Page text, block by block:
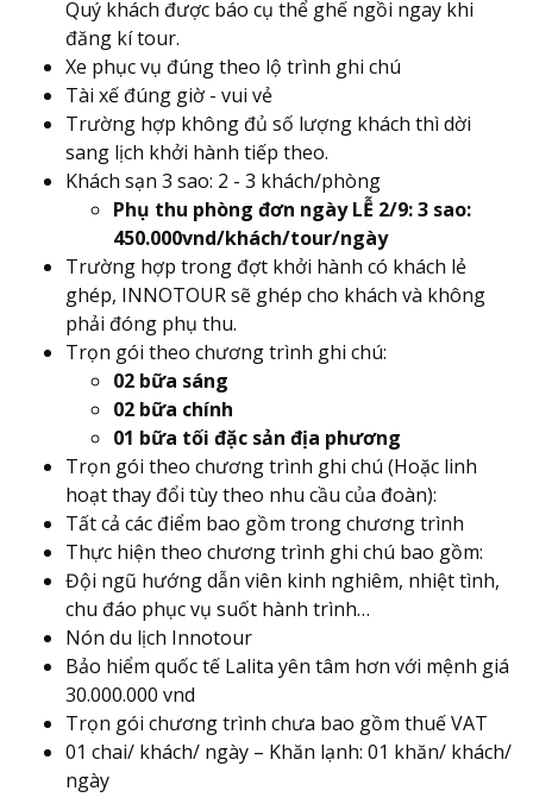
Quý khách được báo cụ thể ghế ngồi ngay khi
đăng kí tour.
Xe phục vụ đúng theo lộ trình ghi chú
Tài xế đúng giờ - vui vẻ
Trường hợp không đủ số lượng khách thì dời
sang lịch khởi hành tiếp theo.
Khách sạn 3 sao: 2 - 3 khách/phòng
Phụ thu phòng đơn ngày LỄ 2/9: 3 sao:
450.000vnd/khách/tour/ngày
Trường hợp trong đợt khởi hành có khách lẻ
ghép, INNOTOUR sẽ ghép cho khách và không
phải đóng phụ thu.
Trọn gói theo chương trình ghi chú:
02 bữa sáng
02 bữa chính
01 bữa tối đặc sản địa phương
Trọn gói theo chương trình ghi chú (Hoặc linh
hoạt thay đổi tùy theo nhu cầu của đoàn):
Tất cả các điểm bao gồm trong chương trình
Thực hiện theo chương trình ghi chú bao gồm:
Đội ngũ hướng dẫn viên kinh nghiêm, nhiệt tình,
chu đáo phục vụ suốt hành trình…
Nón du lịch Innotour
Bảo hiểm quốc tế Lalita yên tâm hơn với mệnh giá
30.000.000 vnd
Trọn gói chương trình chưa bao gồm thuế VAT
01 chai/ khách/ ngày – Khăn lạnh: 01 khăn/ khách/
ngày